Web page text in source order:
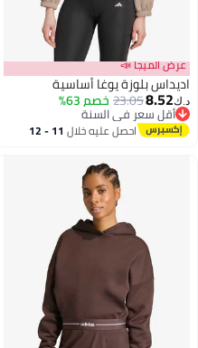
5
عرض الميجا 📣
اديداس بلوزة يوغا أساسية
د.ك‏8.52
23.05خصم 63%
أقل سعر في السنة
أقل سعر في السنة
احصل عليه خلال 11 - 12